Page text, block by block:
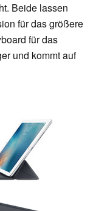
Beide lassen
für das größere
für das
und kommt auf